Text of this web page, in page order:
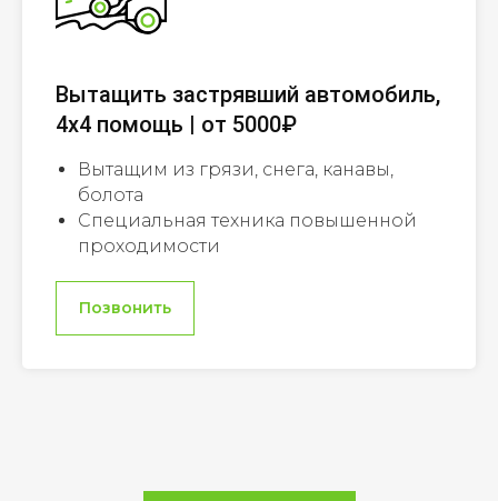
Вытащить застрявший автомобиль,
4х4 помощь | от 5000₽
Вытащим из грязи, снега, канавы,
болота
Специальная техника повышенной
проходимости
Позвонить